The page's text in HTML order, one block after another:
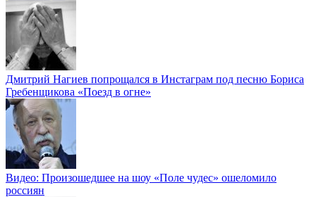
Дмитрий Нагиев попрощался в Инстаграм под песню Бориса
Гребенщикова «Поезд в огне»
Видео: Произошедшее на шоу «Поле чудес» ошеломило
россиян